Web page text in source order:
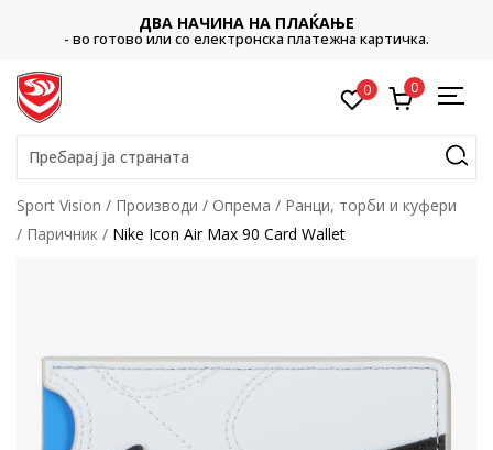
ДВА НАЧИНА НА ПЛАЌАЊЕ
- во готово или со електронска платежна картичка.
0 0
Пребарај ја страната
Sport Vision Производи Опрема
Ранци, торби и куфери
Паричник
Nike Icon Air Max 90 Card Wallet